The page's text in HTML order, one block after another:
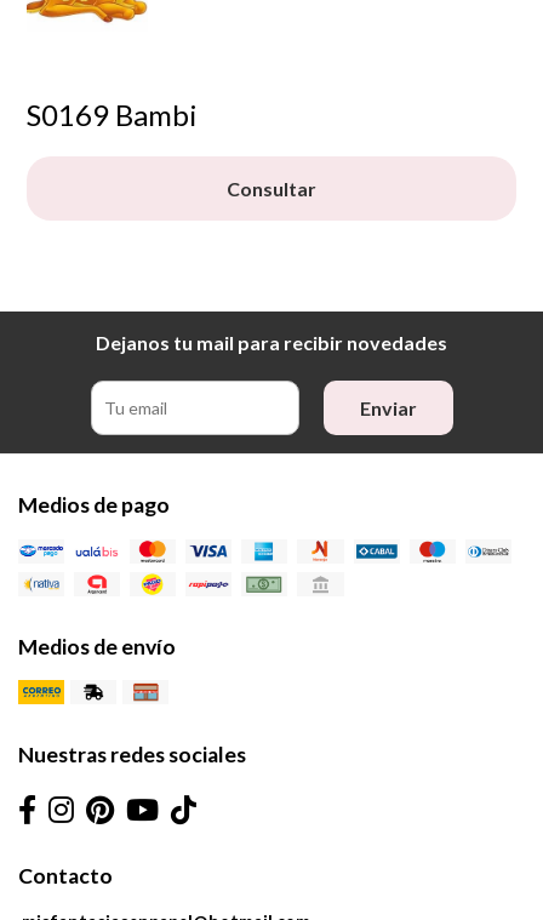
S0169 Bambi
Consultar
Dejanos tu mail para recibir novedades
Enviar
Medios de pago
Medios de envío
Nuestras redes sociales
Contacto